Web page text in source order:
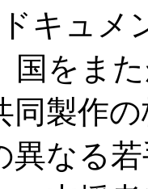
キュメ
国をま
同製作
異なる